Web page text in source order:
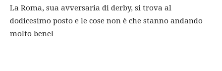
La Roma, sua avversaria di derby, si trova al
dodicesimo posto e le cose non è che stanno andando
molto bene!